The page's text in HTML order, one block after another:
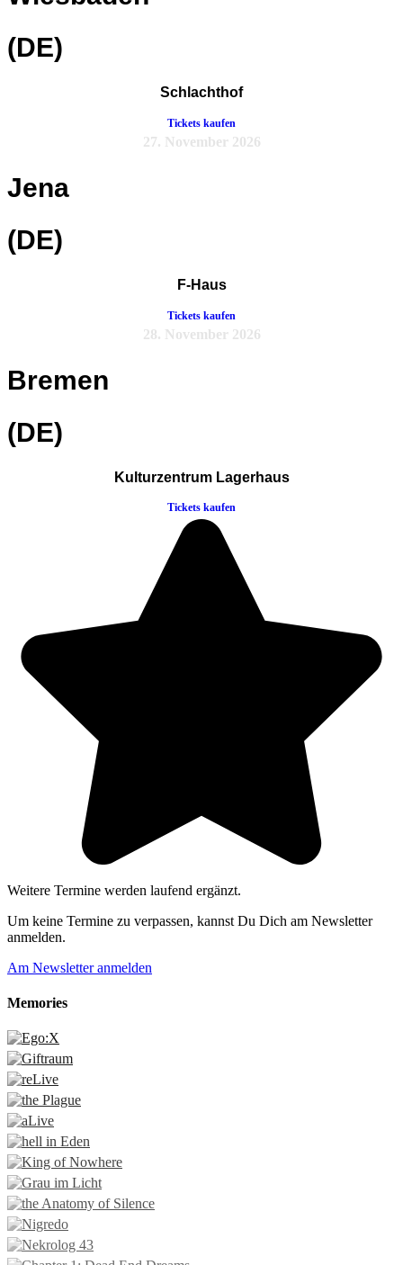
(DE)
Schlachthof
Tickets kaufen
27. November 2026
Jena
(DE)
F-Haus
Tickets kaufen
28. November 2026
Bremen
(DE)
Kulturzentrum Lagerhaus
Tickets kaufen
Weitere Termine werden laufend ergänzt.
Um keine Termine zu verpassen, kannst Du Dich am Newsletter
anmelden.
Am Newsletter anmelden
Memories